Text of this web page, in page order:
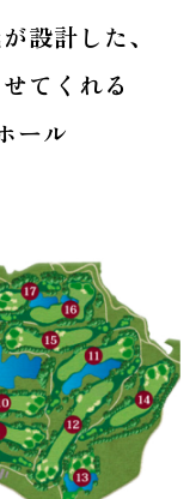
設計した、
てくれる
ール